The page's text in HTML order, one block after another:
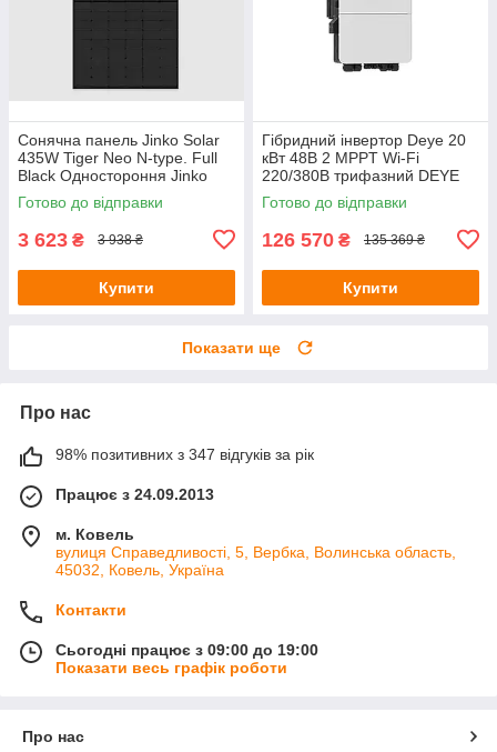
Сонячна панель Jinko Solar
435W Tiger Neo N-type. Full
Black Одностороння Jinko
Solar
Готово до відправки
3 623 ₴ 3 938 ₴
Купити
Гібридний інвертор Deye 20
кВт 48В 2 MPPT Wi-Fi
220/380В трифазний DEYE
Готово до відправки
126 570 ₴ 135 369 ₴
Купити
Показати ще
Про нас
98% позитивних з 347 відгуків за рік
Працює з 24.09.2013
м. Ковель
вулиця Справедливості, 5, Вербка, Волинська область,
45032, Ковель, Україна
Контакти
Сьогодні працює з 09:00 до 19:00
Показати весь графік роботи
Про нас